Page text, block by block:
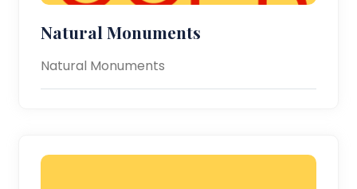
Natural Monuments
Natural Monuments